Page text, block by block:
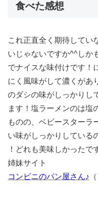
食べた感想
これ正直全く期待してい
いじゃないですか^^しか
でナイスな味付けです！
にく風味がして濃くがあ
のダシの味がしっかりし
ます！塩ラーメンのは塩
ものの、ベビースターラ
い味がしっかりしている
！どれも美味しかった
姉妹サイト
コンビニのパン屋さん♪